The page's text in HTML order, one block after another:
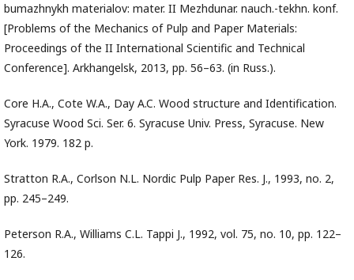
bumazhnykh materialov: mater. II Mezhdunar. nauch.-tekhn. konf.
[Problems of the Mechanics of Pulp and Paper Materials:
Proceedings of the II International Scientific and Technical
Conference]. Arkhangelsk, 2013, pp. 56–63. (in Russ.).
Core H.A., Cote W.A., Day A.C. Wood structure and Identification.
Syracuse Wood Sci. Ser. 6. Syracuse Univ. Press, Syracuse. New
York. 1979. 182 p.
Stratton R.A., Corlson N.L. Nordic Pulp Paper Res. J., 1993, no. 2,
pp. 245–249.
Peterson R.A., Williams C.L. Tappi J., 1992, vol. 75, no. 10, pp. 122–
126.